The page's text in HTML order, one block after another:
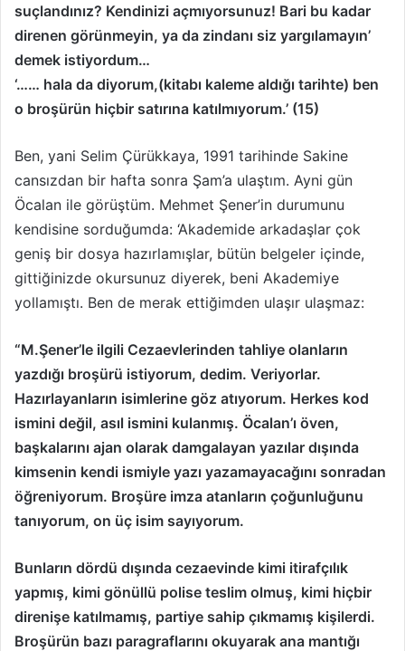
suçlandınız? Kendinizi açmıyorsunuz! Bari bu kadar
direnen görünmeyin, ya da zindanı siz yargılamayın’
demek istiyordum…
‘…… hala da diyorum,(kitabı kaleme aldığı tarihte) ben
o broşürün hiçbir satırına katılmıyorum.’ (15)
Ben, yani Selim Çürükkaya, 1991 tarihinde Sakine
cansızdan bir hafta sonra Şam’a ulaştım. Ayni gün
Öcalan ile görüştüm. Mehmet Şener’in durumunu
kendisine sorduğumda: ‘Akademide arkadaşlar çok
geniş bir dosya hazırlamışlar, bütün belgeler içinde,
gittiğinizde okursunuz diyerek, beni Akademiye
yollamıştı. Ben de merak ettiğimden ulaşır ulaşmaz:
“M.Şener’le ilgili Cezaevlerinden tahliye olanların
yazdığı broşürü istiyorum, dedim. Veriyorlar.
Hazırlayanların isimlerine göz atıyorum. Herkes kod
ismini değil, asıl ismini kulanmış. Öcalan’ı öven,
başkalarını ajan olarak damgalayan yazılar dışında
kimsenin kendi ismiyle yazı yazamayacağını sonradan
öğreniyorum. Broşüre imza atanların çoğunluğunu
tanıyorum, on üç isim sayıyorum.
Bunların dördü dışında cezaevinde kimi itirafçılık
yapmış, kimi gönüllü polise teslim olmuş, kimi hiçbir
direnişe katılmamış, partiye sahip çıkmamış kişilerdi.
Broşürün bazı paragraflarını okuyarak ana mantığı